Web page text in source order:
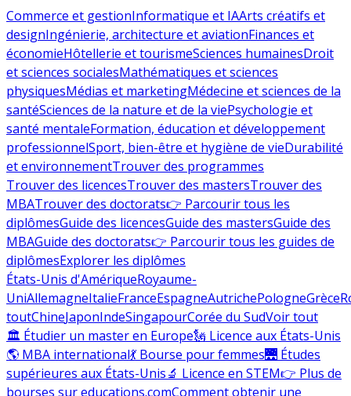
Commerce et gestionInformatique et IAArts créatifs et
designIngénierie, architecture et aviationFinances et
économieHôtellerie et tourismeSciences humainesDroit
et sciences socialesMathématiques et sciences
physiquesMédias et marketingMédecine et sciences de la
santéSciences de la nature et de la viePsychologie et
santé mentaleFormation, éducation et développement
professionnelSport, bien-être et hygiène de vieDurabilité
et environnementTrouver des programmes
Trouver des licencesTrouver des mastersTrouver des
MBATrouver des doctorats👉 Parcourir tous les
diplômesGuide des licencesGuide des mastersGuide des
MBAGuide des doctorats👉 Parcourir tous les guides de
diplômesExplorer les diplômes
États-Unis d'AmériqueRoyaume-
UniAllemagneItalieFranceEspagneAutrichePologneGrèce
toutChineJaponIndeSingapourCorée du SudVoir tout
🏛 Étudier un master en Europe🗽 Licence aux États-Unis
🌎 MBA international💃 Bourse pour femmes🌉 Études
supérieures aux États-Unis🔬 Licence en STEM👉 Plus de
bourses sur educations.comComment obtenir une